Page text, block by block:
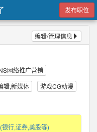
发布职位
编辑/管理信息
网络推广营销
辑,新媒体 游戏CG动漫
行,证券,美股等)